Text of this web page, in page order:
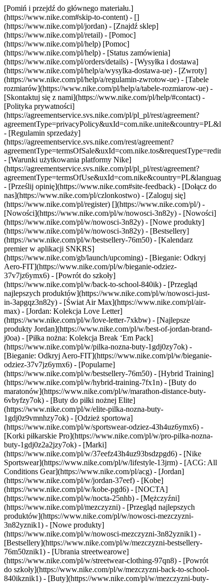
[Pomiń i przejdź do głównego materiału.]
(https://www.nike.com#skip-to-content) - []
(https://www.nike.com/pl/jordan) - [Znajdź sklep]
(https://www.nike.com/pl/retail) - [Pomoc]
(https://www.nike.com/pl/help) [Pomoc]
(https://www.nike.com/pl/help) - [Status zamówienia]
(https://www.nike.com/pl/orders/details) - [Wysyłka i dostawa]
(https://www.nike.com/pl/help/a/wysylka-dostawa-ue) - [Zwroty]
(https://www.nike.com/pl/help/a/regulamin-zwrotow-ue) - [Tabele
rozmiarów](https://www.nike.com/pl/help/a/tabele-rozmiarow-ue) -
[Skontaktuj się z nami](https://www.nike.com/pl/help/#contact) -
[Polityka prywatności]
(https://agreementservice.svs.nike.com/pl/pl_pl/rest/agreement?
- [Regulamin sprzedaży]
(https://agreementservice.svs.nike.com/rest/agreement?
- [Warunki użytkowania platformy Nike]
(https://agreementservice.svs.nike.com/pl/pl_pl/rest/agreement?
- [Prześlij opinię](https://www.nike.com#site-feedback) - [Dołącz do
nas](https://www.nike.com/pl/czlonkostwo) - [Zaloguj się]
(https://www.nike.com/pl/register) [](https://www.nike.com/pl/) -
[Nowości](https://www.nike.com/pl/w/nowosci-3n82y) - [Nowości]
(https://www.nike.com/pl/w/nowosci-3n82y) - [Nowe produkty]
(https://www.nike.com/pl/w/nowosci-3n82y) - [Bestsellery]
(https://www.nike.com/pl/w/bestsellery-76m50) - [Kalendarz
premier w aplikacji SNKRS]
(https://www.nike.com/gb/launch/upcoming) - [Bieganie: Odkryj
Aero-FIT](https://www.nike.com/pl/w/bieganie-odziez-
37v7jz6ymx6) - [Powrót do szkoły]
(https://www.nike.com/pl/w/back-to-school-840ik) - [Przegląd
najlepszych produktów](https://www.nike.com/pl/w/nowosci-just-
in-3apgqz3n82y) - [Świat Air Max](https://www.nike.com/pl/air-
max) - [Jordan: Kolekcja Love Letter]
(https://www.nike.com/pl/w/love-letter-7xkbw) - [Najlepsze
produkty Jordan](https://www.nike.com/pl/w/best-of-jordan-brand-
j0oa) - [Piłka nożna: Kolekcja Break ‘Em Pack]
(https://www.nike.com/pl/w/pilka-nozna-buty-1gdj0zy7ok) -
[Bieganie: Odkryj Aero-FIT](https://www.nike.com/pl/w/bieganie-
odziez-37v7jz6ymx6) - [Popularne]
(https://www.nike.com/pl/w/bestsellery-76m50) - [Hybrid Training]
(https://www.nike.com/pl/w/hybrid-training-7fx1n) - [Buty do
maratonów](https://www.nike.com/pl/w/marathon-distance-buty-
6vbyfzy7ok) - [Buty do piłki nożnej Elite]
(https://www.nike.com/pl/w/elite-pilka-nozna-buty-
1gdj0z9vmnhzy7ok) - [Odzież sportowa]
(https://www.nike.com/pl/w/sportswear-odziez-43h4uz6ymx6) -
[Korki piłkarskie Pro](https://www.nike.com/pl/w/pro-pilka-nozna-
buty-1gdj0z2a2jzy7ok) - [Marki]
(https://www.nike.com/pl/w/37eefz43h4uz93bsdzpgd6) - [Nike
Sportswear](https://www.nike.com/pl/w/lifestyle-13jrm) - [ACG: All
Conditions Gear](https://www.nike.com/pl/acg) - [Jordan]
(https://www.nike.com/pl/w/jordan-37eef) - [Kobe]
(https://www.nike.com/pl/w/kobe-pgd6) - [NOCTA]
(https://www.nike.com/pl/w/nocta-25nhb) - [Mężczyźni]
(https://www.nike.com/pl/mezczyzni) - [Przegląd najlepszych
produktów](https://www.nike.com/pl/w/nowosci-mezczyzni-
3n82yznik1) - [Nowe produkty]
(https://www.nike.com/pl/w/nowosci-mezczyzni-3n82yznik1) -
[Bestsellery](https://www.nike.com/pl/w/mezczyzni-bestsellery-
76m50znik1) - [Ubrania streetwearowe]
(https://www.nike.com/pl/w/streetwear-clothing-97qn8) - [Powrót
do szkoły](https://www.nike.com/pl/w/mezczyzni-back-to-school-
840ikznik1) - [Buty](https://www.nike.com/pl/w/mezczyzni-buty-